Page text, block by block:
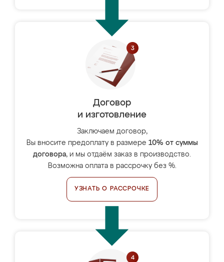
Договор
и изготовление
Заключаем договор,
Вы вносите предоплату в размере 10% от суммы
договора, и мы отдаём заказ в производство.
Возможна оплата в рассрочку без %.
УЗНАТЬ О РАССРОЧКЕ